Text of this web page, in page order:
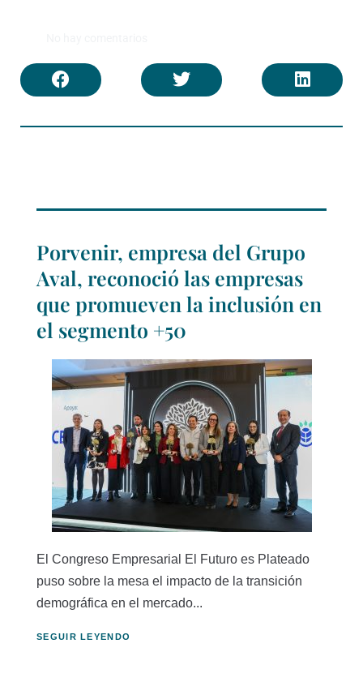
Porvenir, empresa del Grupo
Aval, reconoció las empresas
que promueven la inclusión en
el segmento +50
El Congreso Empresarial El Futuro es Plateado
puso sobre la mesa el impacto de la transición
demográfica en el mercado...
SEGUIR LEYENDO